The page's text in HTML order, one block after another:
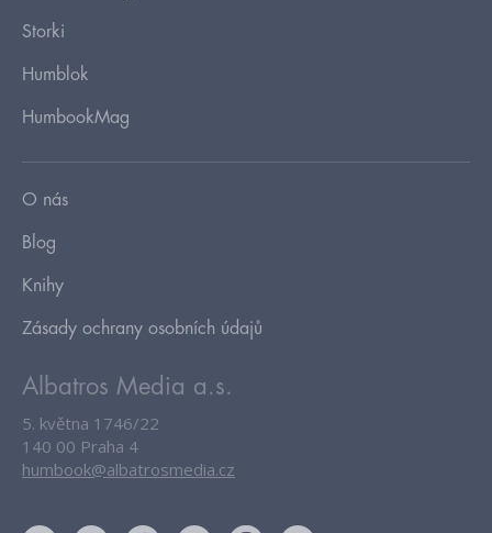
Storki
Humblok
HumbookMag
O nás
Blog
Knihy
Zásady ochrany osobních údajů
Albatros Media a.s.
5. května 1746/22
140 00 Praha 4
humbook@albatrosmedia.cz